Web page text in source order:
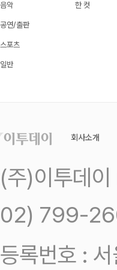
음악
공연/출판
스포츠
일반
한 컷
회사소개
(주)이투데
02) 799-
등록번호 :